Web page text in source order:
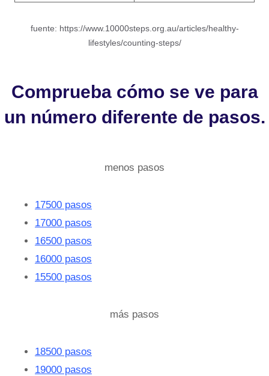
fuente: https://www.10000steps.org.au/articles/healthy-
lifestyles/counting-steps/
Comprueba cómo se ve para
un número diferente de pasos.
menos pasos
17500 pasos
17000 pasos
16500 pasos
16000 pasos
15500 pasos
más pasos
18500 pasos
19000 pasos